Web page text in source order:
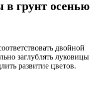
в грунт осенью
двойной
заглублять луковицы
развитие цветов.